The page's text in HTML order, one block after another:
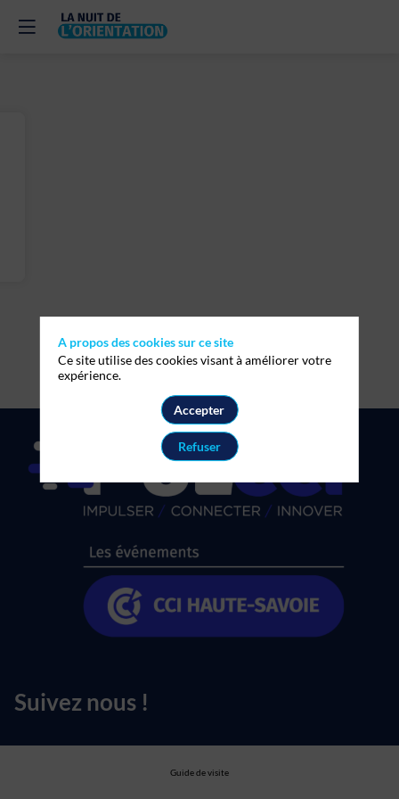
Suivez nous !
Guide de visite
A propos des cookies sur ce site
Ce site utilise des cookies visant à améliorer votre
expérience.
Accepter
Refuser